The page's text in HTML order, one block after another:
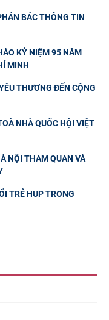
BÁC THÔNG TIN
KỶ NIỆM 95 NĂM
MINH
THƯƠNG ĐẾN CỘNG
NHÀ QUỐC HỘI VIỆT
NỘI THAM QUAN VÀ
TRẺ HUP TRONG